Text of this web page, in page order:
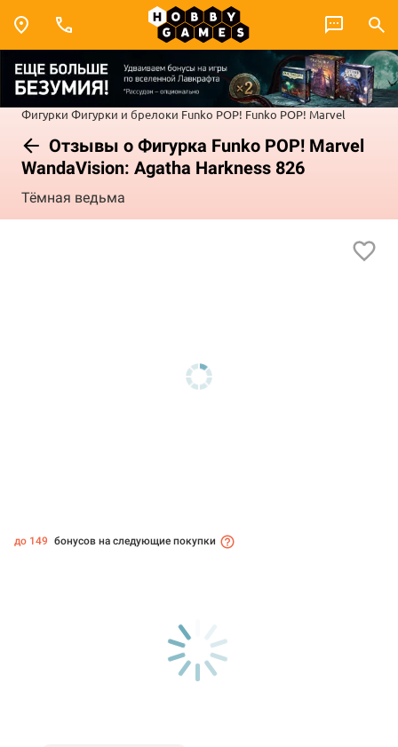
Фигурки Фигурки и брелоки Funko POP! Funko POP! Marvel
Отзывы о Фигурка Funko POP! Marvel
WandaVision: Agatha Harkness 826
Тёмная ведьма
до 149 бонусов на следующие покупки